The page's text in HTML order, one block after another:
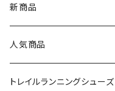
asics（アシックス）
On（オン）
YONEX（ヨネックス）
新商品
人気商品
トレイルランニングシューズ